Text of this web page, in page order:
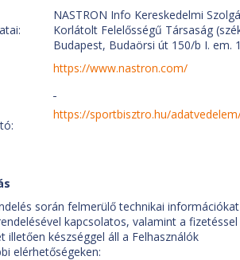
NASTRON Info Kereskedelmi
Korlátolt Felelősségű Társaság
Budapest, Budaörsi út 150/b I. em.
https://www.nastron.com/
https://sportbisztro.hu/
során felmerülő technikai információkat
kapcsolatos, valamint a fizetéssel
illetően készséggel áll a Felhasználók
elérhetőségeken: